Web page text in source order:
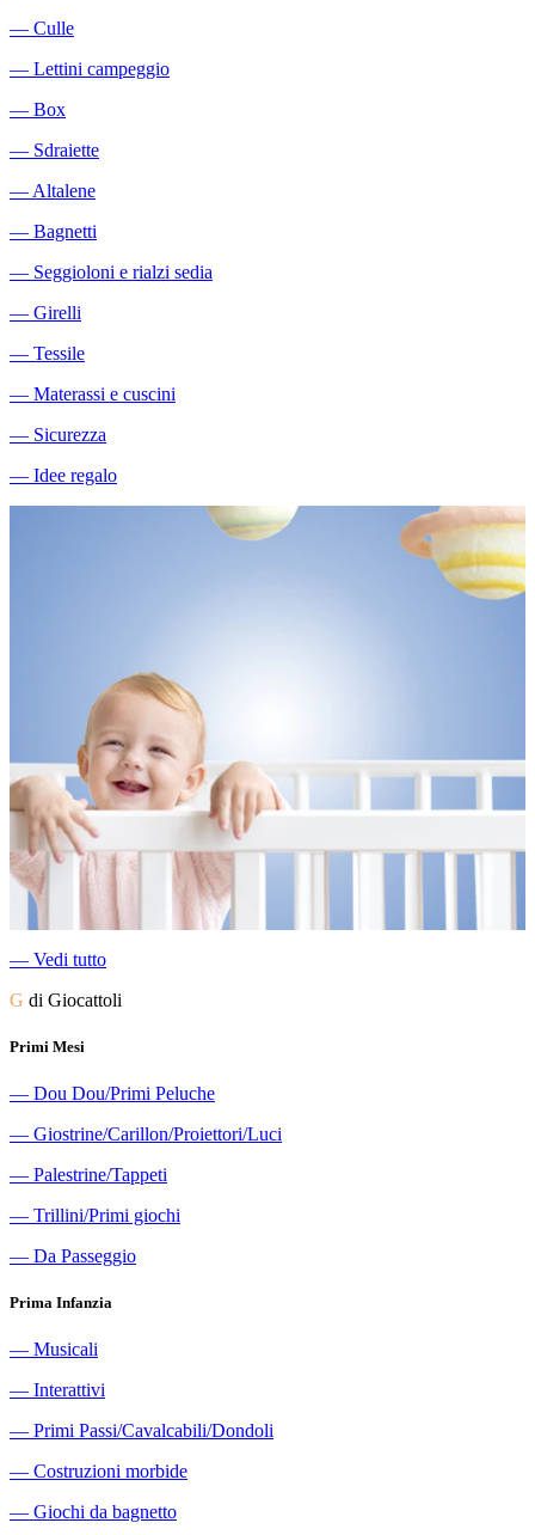
― Culle
― Lettini campeggio
― Box
― Sdraiette
―Altalene
― Bagnetti
― Seggioloni e rialzi sedia
― Girelli
― Tessile
― Materassi e cuscini
― Sicurezza
― Idee regalo
― Vedi tutto
G di Giocattoli
Primi Mesi
― Dou Dou/Primi Peluche
― Giostrine/Carillon/Proiettori/Luci
― Palestrine/Tappeti
― Trillini/Primi giochi
― Da Passeggio
Prima Infanzia
― Musicali
― Interattivi
― Primi Passi/Cavalcabili/Dondoli
― Costruzioni morbide
― Giochi da bagnetto